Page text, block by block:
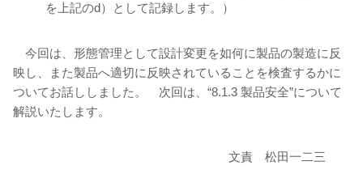
を上記のd）として記録します。）
今回は、形態管理として設計変更を如何に製品の製造に反
映し、また製品へ適切に反映されていることを検査するかに
ついてお話ししました。 次回は、“8.1.3 製品安全”について
解説いたします。
文責 松田一二三